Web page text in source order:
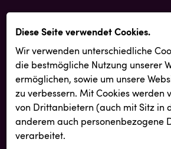
Diese Seite verwendet Cookies.
Wir verwenden unterschiedliche
die best­mögliche Nutzung unserer
ermöglichen, sowie um unsere
zu verbessern. Mit Cookies werden
von Drittanbietern (auch mit Sitz in
anderem auch personenbezogene
verarbeitet.